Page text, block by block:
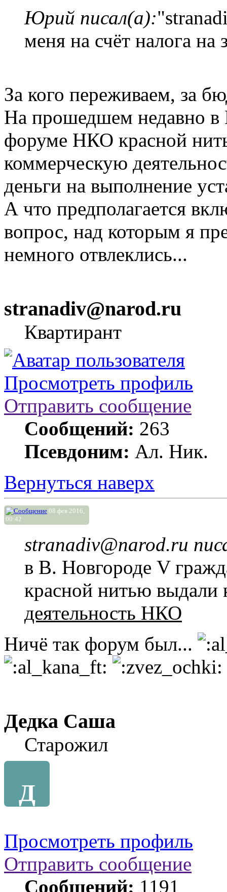
Юрий писал(а):
меня на счёт налога на
За кого переживаем, за
На прошедшем недавно в
форуме НКО красной
коммерческую
деньги на выполнение
А что предполагается
вопрос, над которым я
немного отвлеклись...
stranadiv@narod.ru
Квартирант
Просмотреть профиль
Отправить сообщение
Сообщений: 263
Псевдоним: Ал. Ник.
Вернуться наверх
08 фев 2016,
00:42
stranadiv@narod.ru
в В. Новгороде V
красной нитью выдали
деятельность НКО
Ничё так форум был...
Дедка Саша
Старожил
Д
Просмотреть профиль
Отправить сообщение
Сообщений: 1191